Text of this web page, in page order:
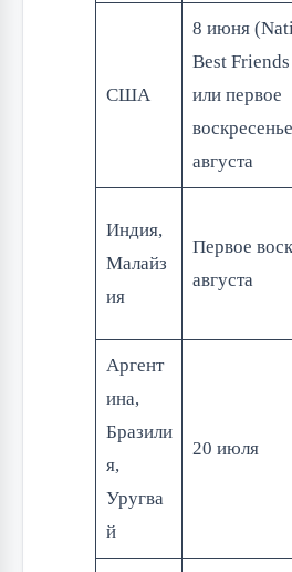
США
8 июня
Best
или первое
воскресенье
августа
Индия,
Малайз
ия
Первое
августа
Аргент
ина,
Бразили
я,
Уругва
й
20 июля